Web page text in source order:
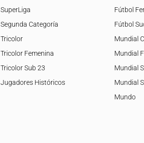
SuperLiga
Segunda Categoría
Tricolor
Tricolor Femenina
Tricolor Sub 23
Jugadores Históricos
Fútbol
Fútbol
Mundial
Mundial
Mundial
Mundial
Mundo